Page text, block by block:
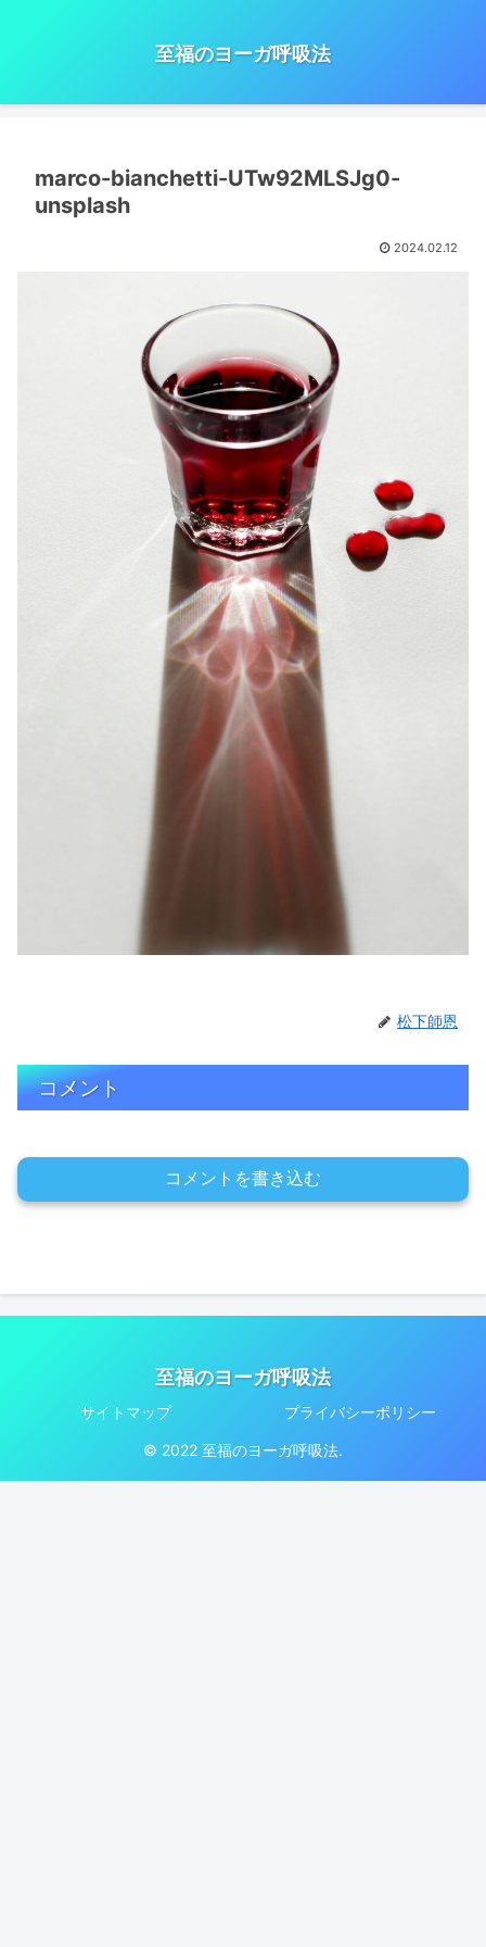
至福のヨーガ呼吸法
marco-bianchetti-UTw92MLSJg0-
unsplash
2024.02.12
松下師恩
コメント
コメントを書き込む
至福のヨーガ呼吸法
サイトマップ プライバシーポリシー
© 2022 至福のヨーガ呼吸法.